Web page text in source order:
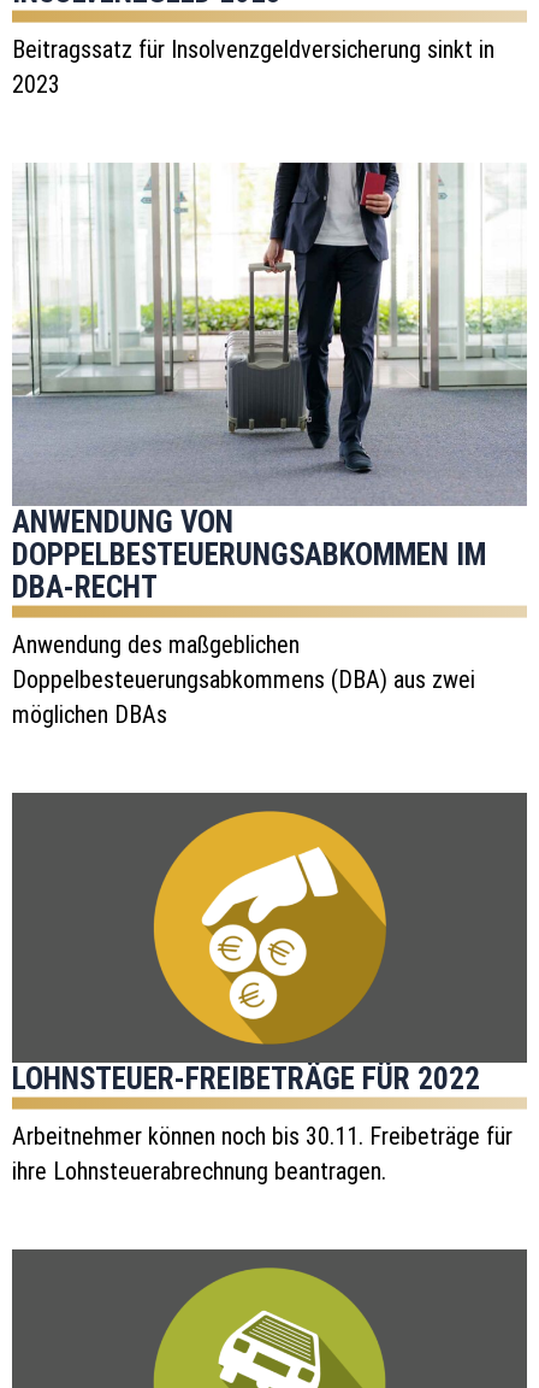
Beitragssatz für Insolvenzgeldversicherung sinkt in
2023
ANWENDUNG VON
DOPPELBESTEUERUNGSABKOMMEN IM
DBA-RECHT
Anwendung des maßgeblichen
Doppelbesteuerungsabkommens (DBA) aus zwei
möglichen DBAs
LOHNSTEUER-FREIBETRÄGE FÜR 2022
Arbeitnehmer können noch bis 30.11. Freibeträge für
ihre Lohnsteuerabrechnung beantragen.